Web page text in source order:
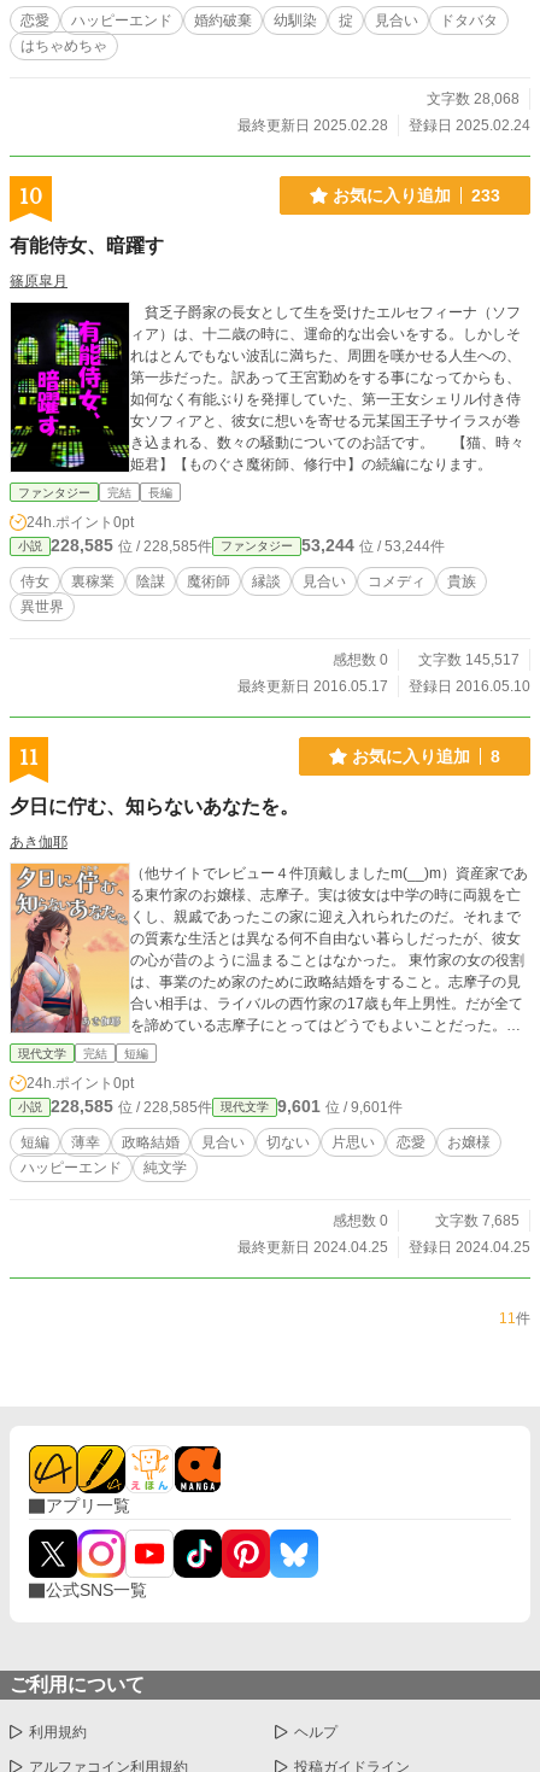
酒を飲み干した。 「ていうか、もうすぐ30になるんだよ？ そ
ろそろやばいって！」 「まぁ、見合いもそんなに悪くないん
どうするんだよ？」 「……ねぇ、雄二。」 「なんだよ？」
「もうこうなったら……偽の婚約者になってくれない？」 雄
恋愛 ハッピーエンド 婚約破棄 幼馴染 掟 見合い
ドタバタ
はちゃめちゃ
文字数 28,068
最終更新日 2025.02.28
登録日 2025.02.24
10 お気に入り追加 233
有能侍女、暗躍す
篠原皐月
貧乏子爵家の長女として生を受けたエルセフィーナ（ソフ
ィア）は、十二歳の時に、運命的な出会いをする。しかしそ
れはとんでもない波乱に満ちた、周囲を嘆かせる人生への、
第一歩だった。訳あって王宮勤めをする事になってからも、
如何なく有能ぶりを発揮していた、第一王女シェリル付き侍
女ソフィアと、彼女に想いを寄せる元某国王子サイラスが巻
き込まれる、数々の騒動についてのお話です。 【猫、時々
姫君】【ものぐさ魔術師、修行中】の続編になります。
ファンタジー 完結 長編
24h.ポイント 0pt
小説 228,585 位 / 228,585件 ファンタジー 53,244 位 / 53,244件
侍女 裏稼業 陰謀 魔術師 縁談 見合い コメディ
貴族
異世界
感想数 0
文字数 145,517
最終更新日 2016.05.17
登録日 2016.05.10
11 お気に入り追加 8
夕日に佇む、知らないあなたを。
あき伽耶
（他サイトでレビュー４件頂戴しましたm(__)m）資産家であ
る東竹家のお嬢様、志摩子。実は彼女は中学の時に両親を亡
くし、親戚であったこの家に迎え入れられたのだ。それまで
の質素な生活とは異なる何不自由ない暮らしだったが、彼女
の心が昔のように温まることはなかった。 東竹家の女の役割
は、事業のため家のために政略結婚をすること。志摩子の見
合い相手は、ライバルの西竹家の17歳も年上男性。だが全て
を諦めている志摩子にとってはどうでもよいことだった。形
ばかりの見合いの日に志摩子は、「自分の人生を生きて」と
い気になる男性がいた。しかし時折り会うその男性のことを
志摩子はほとんど何も知らないのだ。名前も、声も、顔すら
も……。 （この作品は、カクヨム、小説家になろう、ネオペ
ージでも公開中）
現代文学 完結 短編
24h.ポイント 0pt
小説 228,585 位 / 228,585件 現代文学 9,601 位 / 9,601件
短編 薄幸 政略結婚 見合い 切ない 片思い 恋愛
お嬢様
ハッピーエンド
純文学
感想数 0
文字数 7,685
最終更新日 2024.04.25
登録日 2024.04.25
11件
アプリ一覧
公式SNS一覧
ご利用について
利用規約 ヘルプ
アルファコイン利用規約 投稿ガイドライン